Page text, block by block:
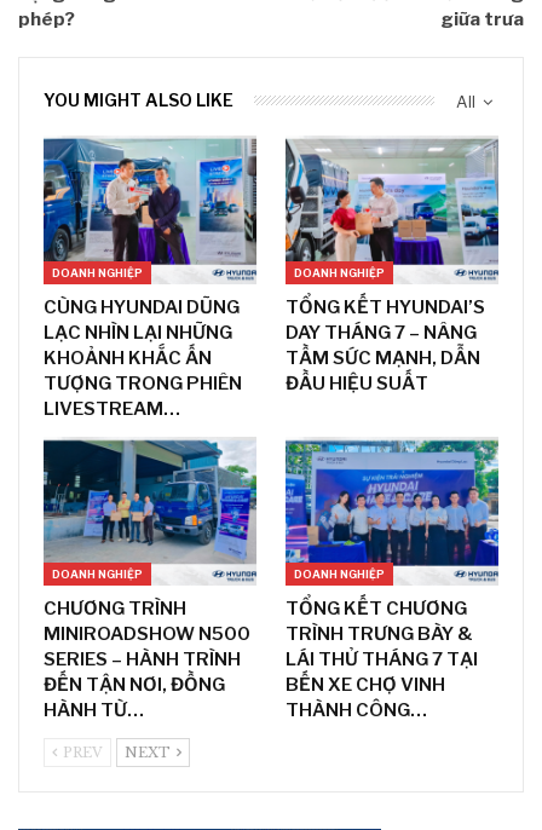
phép?
giữa trưa
All
YOU MIGHT ALSO LIKE
DOANH NGHIỆP
CÙNG HYUNDAI DŨNG
LẠC NHÌN LẠI NHỮNG
KHOẢNH KHẮC ẤN
TƯỢNG TRONG PHIÊN
LIVESTREAM…
DOANH NGHIỆP
TỔNG KẾT HYUNDAI’S
DAY THÁNG 7 – NÂNG
TẦM SỨC MẠNH, DẪN
ĐẦU HIỆU SUẤT
DOANH NGHIỆP
CHƯƠNG TRÌNH
MINIROADSHOW N500
SERIES – HÀNH TRÌNH
ĐẾN TẬN NƠI, ĐỒNG
HÀNH TỪ…
DOANH NGHIỆP
TỔNG KẾT CHƯƠNG
TRÌNH TRƯNG BÀY &
LÁI THỬ THÁNG 7 TẠI
BẾN XE CHỢ VINH
THÀNH CÔNG…
PREV NEXT